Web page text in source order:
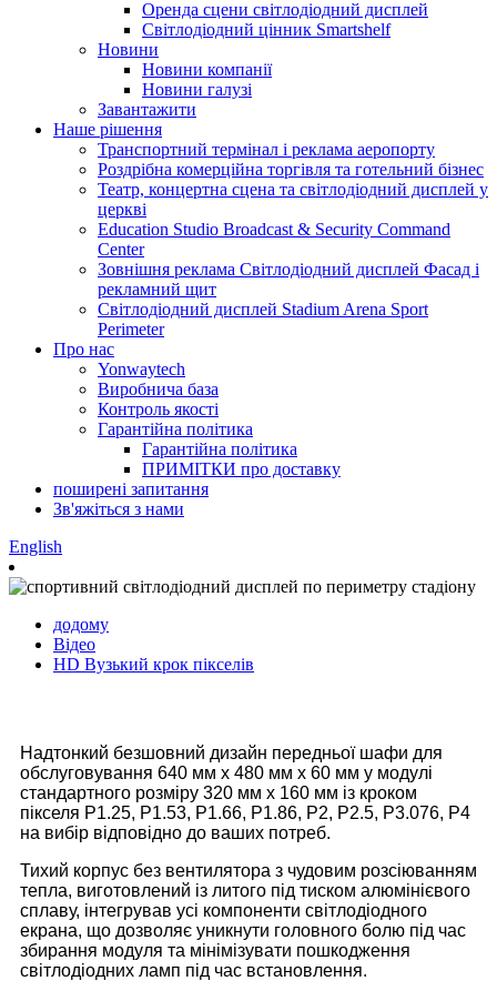
Оренда сцени світлодіодний дисплей
Світлодіодний цінник Smartshelf
Новини
Новини компанії
Новини галузі
Завантажити
Наше рішення
Транспортний термінал і реклама аеропорту
Роздрібна комерційна торгівля та готельний бізнес
Театр, концертна сцена та світлодіодний дисплей у
церкві
Education Studio Broadcast & Security Command
Center
Зовнішня реклама Світлодіодний дисплей Фасад і
рекламний щит
Світлодіодний дисплей Stadium Arena Sport
Perimeter
Про нас
Yonwaytech
Виробнича база
Контроль якості
Гарантійна політика
Гарантійна політика
ПРИМІТКИ про доставку
поширені запитання
Зв'яжіться з нами
English
додому
Відео
HD Вузький крок пікселів
Надтонкий безшовний дизайн передньої шафи для
обслуговування 640 мм x 480 мм x 60 мм у модулі
стандартного розміру 320 мм x 160 мм із кроком
пікселя P1.25, P1.53, P1.66, P1.86, P2, P2.5, P3.076, P4
на вибір відповідно до ваших потреб.
Тихий корпус без вентилятора з чудовим розсіюванням
тепла, виготовлений із литого під тиском алюмінієвого
сплаву, інтегрував усі компоненти світлодіодного
екрана, що дозволяє уникнути головного болю під час
збирання модуля та мінімізувати пошкодження
світлодіодних ламп під час встановлення.